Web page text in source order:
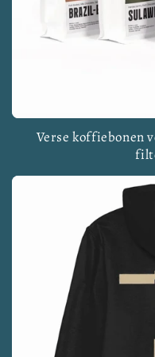
Verse koffiebonen